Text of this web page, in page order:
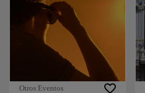
Otros Eventos